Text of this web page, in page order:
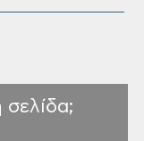
σελίδα;